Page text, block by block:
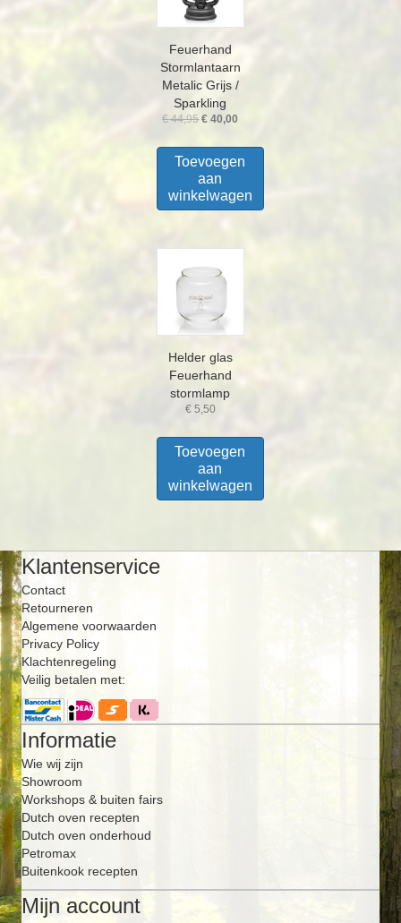
Feuerhand
Stormlantaarn
Metalic Grijs /
Sparkling
€44,95Oorspronkelijke
was:
€ 44,95.
€ 40,00
is:
€ 40,00.
Toevoegen
aan
winkelwagen
Helder glas
Feuerhand
stormlamp
€5,50
Toevoegen
aan
winkelwagen
Klantenservice
Contact
Retourneren
Algemene voorwaarden
Privacy Policy
Klachtenregeling
Veilig betalen met:
Informatie
Wie wij zijn
Showroom
Workshops & buiten fairs
Dutch oven recepten
Dutch oven onderhoud
Petromax
Buitenkook recepten
Mijn account